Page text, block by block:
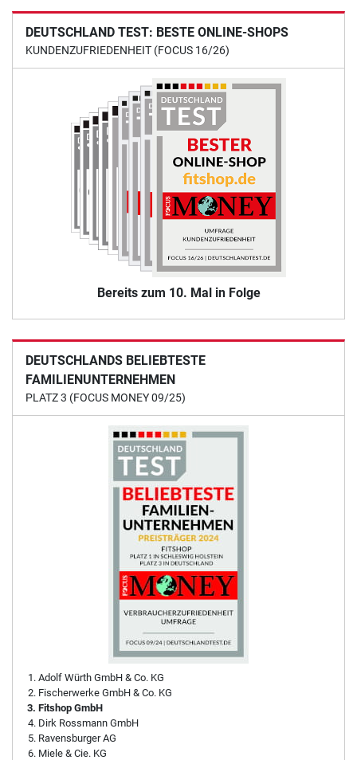
DEUTSCHLAND TEST: BESTE ONLINE-SHOPS
KUNDENZUFRIEDENHEIT (FOCUS 16/26)
Bereits zum 10. Mal in Folge
DEUTSCHLANDS BELIEBTESTE
FAMILIENUNTERNEHMEN
PLATZ 3 (FOCUS MONEY 09/25)
Adolf Würth GmbH & Co. KG
Fischerwerke GmbH & Co. KG
Fitshop GmbH
Dirk Rossmann GmbH
Ravensburger AG
Miele & Cie. KG